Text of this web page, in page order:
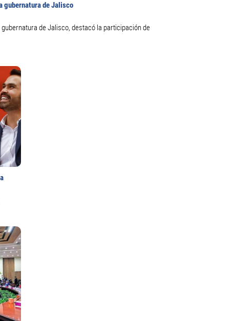
gubernatura de Jalisco
de Jalisco, destacó la participación de